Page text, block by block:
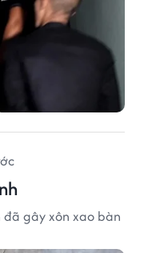
đã gây xôn xao bàn